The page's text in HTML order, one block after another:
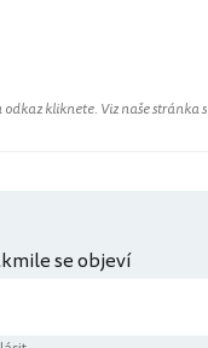
kliknete. Viz naše stránka s
se objeví